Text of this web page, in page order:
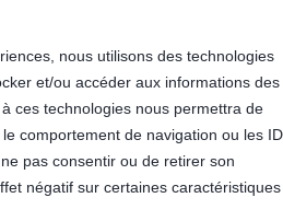
nous utilisons des technologies
et/ou accéder aux informations des
ces technologies nous permettra de
comportement de navigation ou les ID
pas consentir ou de retirer son
négatif sur certaines caractéristiques